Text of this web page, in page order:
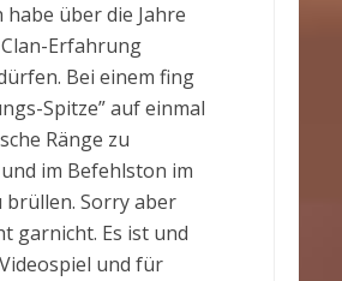
habe über die Jahre
Erfahrung
Bei einem fing
Spitze” auf einmal
Ränge zu
im Befehlston im
brüllen. Sorry aber
garnicht. Es ist und
und für